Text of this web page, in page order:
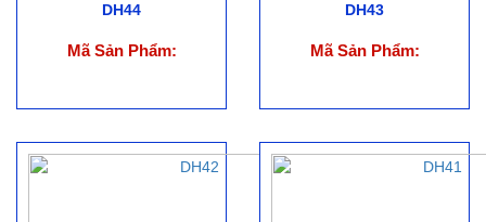
DH44
Mã Sản Phẩm:
DH43
Mã Sản Phẩm: